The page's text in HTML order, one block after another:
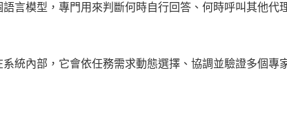
言模型，專門用來判斷何時自行回答、何時呼叫其他代
統內部，它會依任務需求動態選擇、協調並驗證多個專